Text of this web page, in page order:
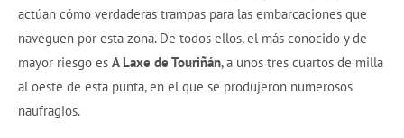
actúan cómo verdaderas trampas para las embarcaciones que
naveguen por esta zona. De todos ellos, el más conocido y de
mayor riesgo es ALaxe de Touriñán, a unos tres cuartos de milla
al oeste de esta punta, en el que se produjeron numerosos
naufragios.